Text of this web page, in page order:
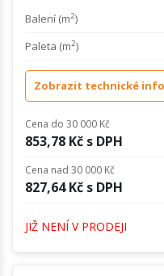
Balení (m2)
Paleta (m2)
Zobrazit technické
Cena do 30 000 Kč
853,78 Kč s DPH
Cena nad 30 000 Kč
827,64 Kč s DPH
JIŽ NENÍ V PRODEJI